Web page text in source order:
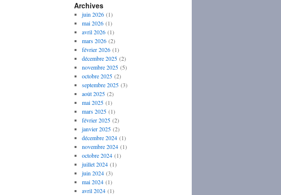
Archives
juin 2026(1)
mai 2026(1)
avril 2026(1)
mars 2026(2)
février 2026(1)
décembre 2025(2)
novembre 2025(5)
octobre 2025(2)
septembre 2025(3)
août 2025(2)
mai 2025(1)
mars 2025(1)
février 2025(2)
janvier 2025(2)
décembre 2024(1)
novembre 2024(1)
octobre 2024(1)
juillet 2024(1)
juin 2024(3)
mai 2024(1)
avril 2024(1)